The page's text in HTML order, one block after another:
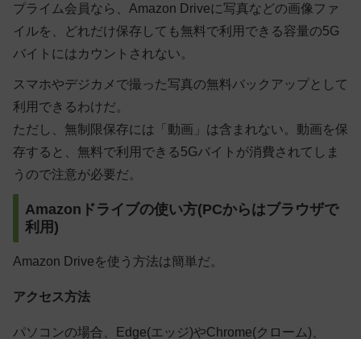
プライム会員なら、Amazon Driveに写真などの画像ファ
イルを、どれだけ保存しても無料で利用できる容量の5G
バイトにはカウントされない。
スマホやデジカメで撮った写真の無料バックアップとして
利用できるわけだ。
ただし、無制限保存には「動画」は含まれない。動画を保
存すると、無料で利用できる5Gバイトが消費されてしま
うので注意が必要だ。
Amazonドライブの使い方(PCからはブラウザで
利用)
Amazon Driveを使う方法は簡単だ。
アクセス方法
パソコンの場合、Edge(エッジ)やChrome(クローム)、